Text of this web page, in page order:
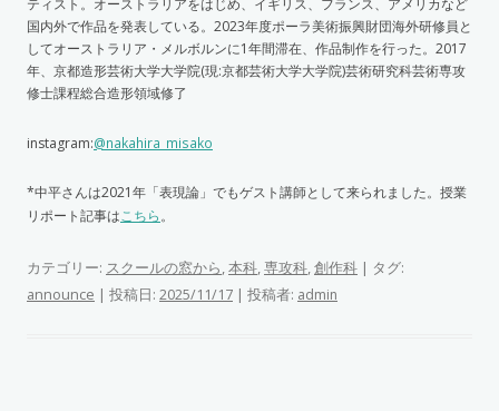
国内外で作品を発表している。2023年度ポーラ美術振興財団海外研修員と
してオーストラリア・メルボルンに1年間滞在、作品制作を行った。2017
年、京都造形芸術大学大学院(現:京都芸術大学大学院)芸術研究科芸術専攻
修士課程総合造形領域修了
instagram:@nakahira_misako
*中平さんは2021年「表現論」でもゲスト講師として来られました。授業
リポート記事は こちら。
カテゴリー: スクールの窓から,本科,専攻科,創作科 | タグ:
announce | 投稿日: 2025/11/17 | 投稿者: admin